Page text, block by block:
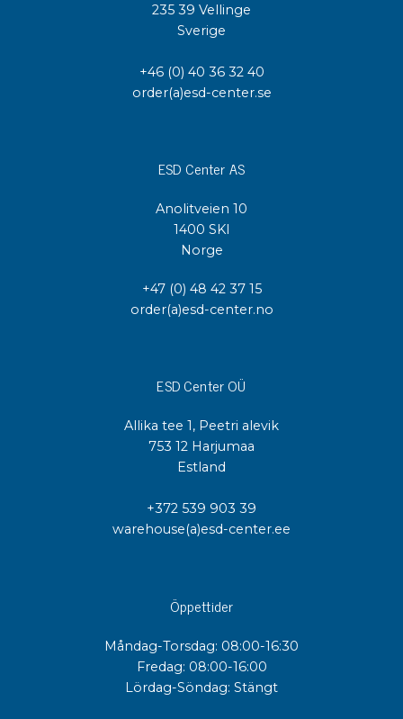
235 39 Vellinge
Sverige
+46 (0) 40 36 32 40
order(a)esd-center.se
ESD Center AS
Anolitveien 10
1400 SKI
Norge
+47 (0) 48 42 37 15
order(a)esd-center.no
ESD Center OÜ
Allika tee 1, Peetri alevik
753 12 Harjumaa
Estland
+372 539 903 39
warehouse(a)esd-center.ee
Öppettider
Måndag-Torsdag: 08:00-16:30
Fredag: 08:00-16:00
Lördag-Söndag: Stängt